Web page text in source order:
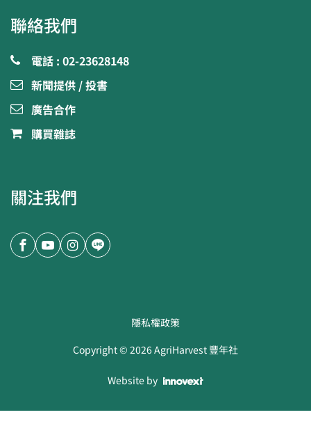
聯絡我們
電話 : 02-23628148
新聞提供 / 投書
廣告合作
購買雜誌
關注我們
隱私權政策
Copyright ©2026AgriHarvest 豐年社
Website by